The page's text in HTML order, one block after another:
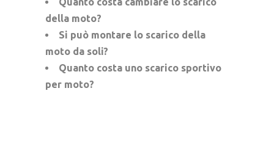
della moto?
Si può montare lo scarico della
moto da soli?
Quanto costa uno scarico sportivo
per moto?